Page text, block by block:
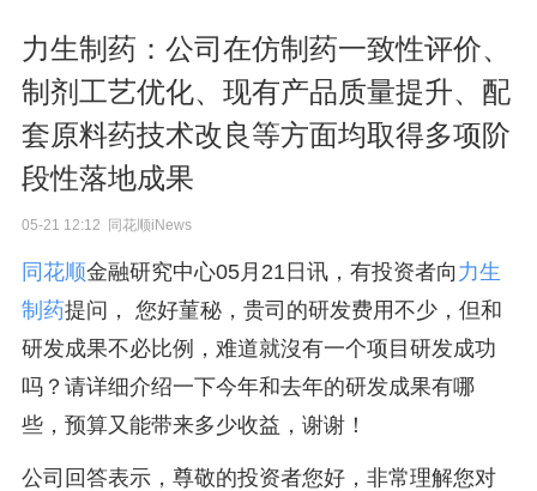
力生制药：公司在仿制药一致性评价、
制剂工艺优化、现有产品质量提升、配
套原料药技术改良等方面均取得多项阶
段性落地成果
05-21 12:12 同花顺iNews
同花顺金融研究中心05月21日讯，有投资者向 力生
制药提问， 您好菫秘，贵司的研发费用不少，但和
研发成果不必比例，难道就沒有一个项目研发成功
吗？请详细介绍一下今年和去年的研发成果有哪
些，预算又能带来多少收益，谢谢！
公司回答表示，尊敬的投资者您好，非常理解您对